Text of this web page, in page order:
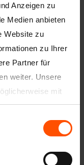
Anzeigen zu
Medien anbieten
Website zu
zu Ihrer
Partner für
weiter. Unsere
mit
bereitgestellt
der Dienste
Trockenbau
von Kanten und
zur Plattenmitte
wie auch für